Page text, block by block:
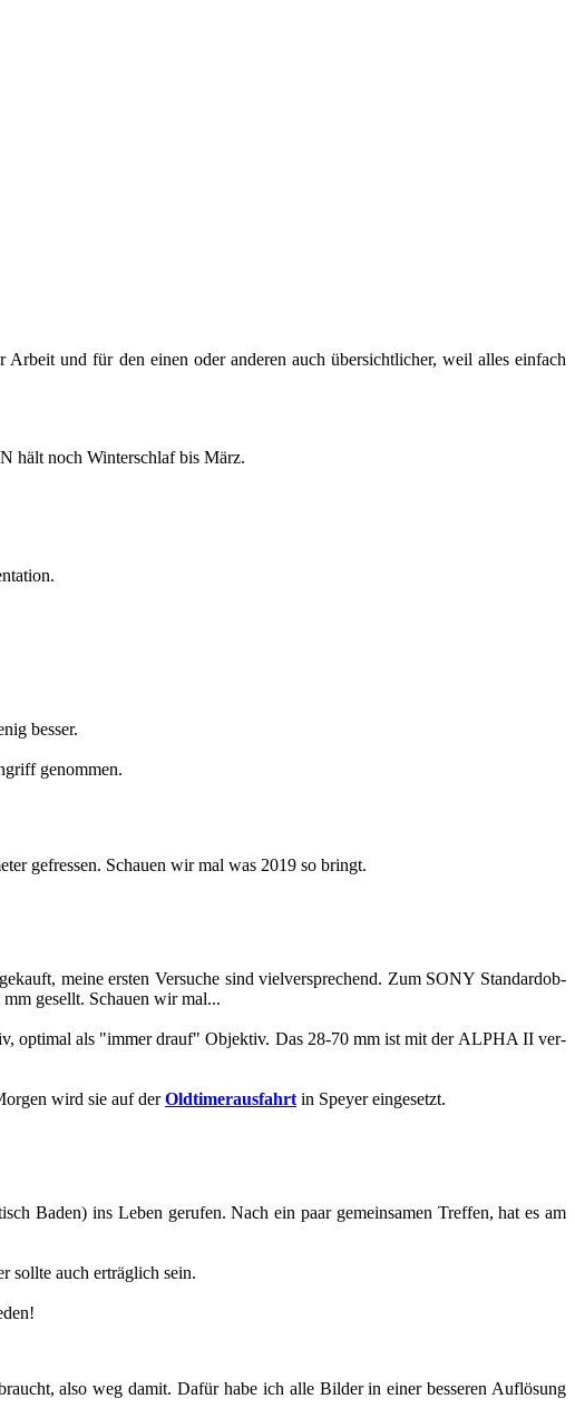
und für den einen oder an­de­ren auch über­sicht­li­cher, weil alles ein­fach
hält noch Win­ter­schlaf bis März.
bes­ser.
ge­nom­men.
ge­fres­sen. Schau­en wir mal was 2019 so bringt.
meine ers­ten Ver­su­che sind viel­ver­spre­chend. Zum SONY Stan­dard­ob­
ge­sellt. Schau­en wir mal...
op­ti­mal als "immer drauf" Ob­jek­tiv. Das 28-70 mm ist mit der ALPHA II ver­
wird sie auf derOld­ti­mer­aus­fahrt in Spey­er ein­ge­setzt.
Baden) ins Leben ge­ru­fen. Nach ein paar ge­mein­sa­men Tref­fen, hat es am
soll­te auch er­träg­lich sein.
also weg damit. Dafür habe ich alle Bil­der in einer bes­se­ren Auf­lö­sung